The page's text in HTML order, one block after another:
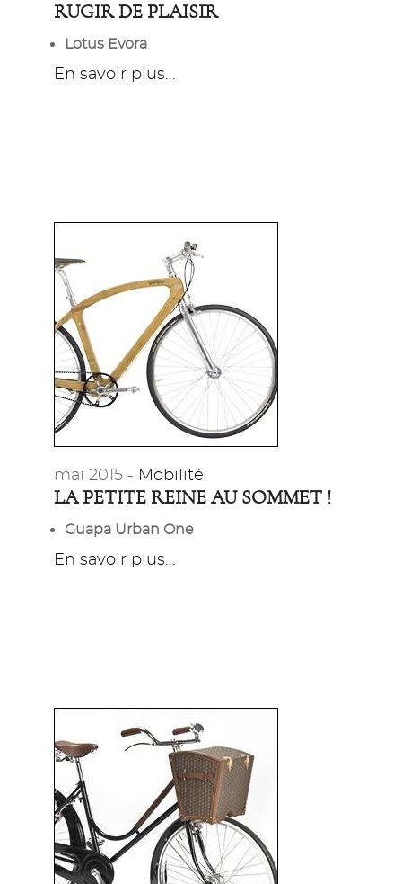
RUGIR DE PLAISIR
Lotus Evora
En savoir plus...
mai 2015 - Mobilité
LA PETITE REINE AU SOMMET !
Guapa Urban One
En savoir plus...